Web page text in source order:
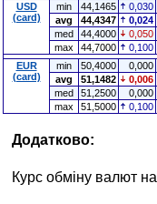
USD
(card)
min 44,1465 0,030
avg
44,4347 0,024
med
44,4000 0,050
max
44,7000 0,100
EUR
(card)
min 50,4000 0,000
avg
51,1482 0,006
med
51,2500 0,000
max
51,5000 0,100
Додатково:
Курс обміну валют на